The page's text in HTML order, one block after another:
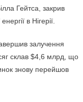
Гейтса, закрив
в Нігерії.
залучення
склав $4,6 млрд, що
знову перейшов